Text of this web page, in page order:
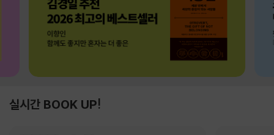
실시간 BOOK UP!